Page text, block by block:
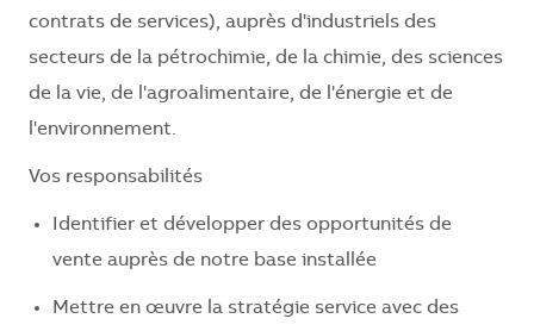
contrats de services), auprès d'industriels des
secteurs de la pétrochimie, de la chimie, des sciences
de la vie, de l'agroalimentaire, de l'énergie et de
l'environnement.
Vos responsabilités
Identifier et développer des opportunités de
vente auprès de notre base installée
Mettre en œuvre la stratégie service avec des